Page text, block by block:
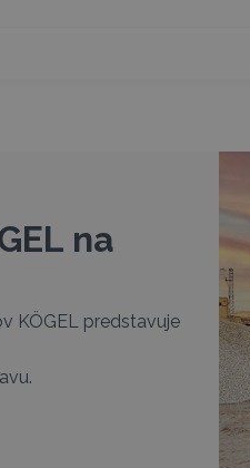
na
KÖGEL predstavuje